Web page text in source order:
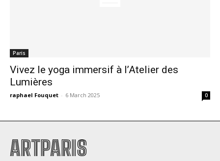
Paris
Vivez le yoga immersif à l’Atelier des
Lumières
raphael Fouquet - 6 March 2025 0
ARTPARIS